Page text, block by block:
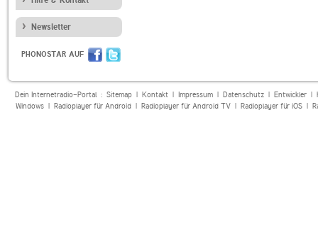
Newsletter
PHONOSTAR AUF
Dein Internetradio-Portal : Sitemap| Kontakt| Impressum| Datenschutz| Entwickler|
Windows| Radioplayer für Android| Radioplayer für Android TV| Radioplayer für iOS|